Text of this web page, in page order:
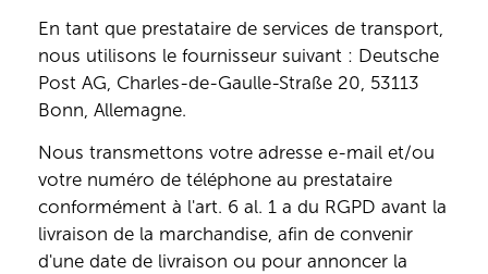
En tant que prestataire de services de transport,
nous utilisons le fournisseur suivant : Deutsche
Post AG, Charles-de-Gaulle-Straße 20, 53113
Bonn, Allemagne.
Nous transmettons votre adresse e-mail et/ou
votre numéro de téléphone au prestataire
conformément à l'art. 6 al. 1 a du RGPD avant la
livraison de la marchandise, afin de convenir
d'une date de livraison ou pour annoncer la